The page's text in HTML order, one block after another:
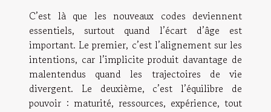
C’est là que les nouveaux codes deviennent
essentiels, surtout quand l’écart d’âge est
important. Le premier, c’est l’alignement sur les
intentions, car l’implicite produit davantage de
malentendus quand les trajectoires de vie
divergent. Le deuxième, c’est l’équilibre de
pouvoir : maturité, ressources, expérience, tout